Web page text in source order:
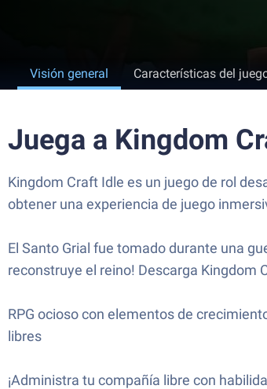
Visión general Características del
Juega a Kingdom
Kingdom Craft Idle es un juego de rol
obtener una experiencia de juego
El Santo Grial fue tomado durante una
reconstruye el reino! Descarga Kingdom
RPG ocioso con elementos de
libres
¡Administra tu compañía libre con